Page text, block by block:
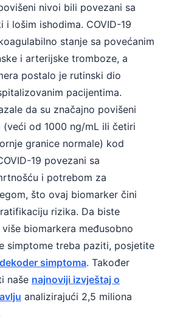
nivoi bili povezani sa
i lošim ishodima. COVID-19
stanje sa povećanim
i arterijske tromboze, a
postalo je rutinski dio
pacijentima.
da su značajno povišeni
(veći od 1000 ng/mL ili četiri
granice normale) kod
19 povezani sa
i potrebom za
što ovaj biomarker čini
rizika. Da biste
biomarkera međusobno
simptome treba paziti, posjetite
simptoma. Također
naše najnoviji izvještaj o
analizirajući 2,5 miliona